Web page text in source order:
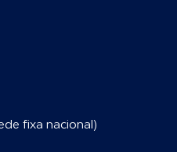
fixa nacional)